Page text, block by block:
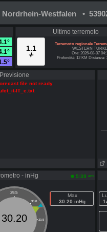
Nordrhein-Westfalen •
Ultimo terremoto
1.1
Terremoto regionale
WESTERN
Ore: 2026-08-07
Profondità: 12 KM Distanza:
Previsione
file not ready
IT_e.txt
- inHg 5:39 am
29.5
30.0
30.5
30.20
Max
30.20 inHg